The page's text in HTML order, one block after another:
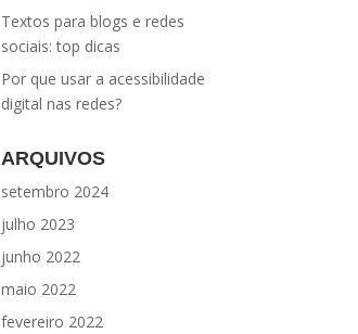
Textos para blogs e redes
sociais: top dicas
Por que usar a acessibilidade
digital nas redes?
ARQUIVOS
setembro 2024
julho 2023
junho 2022
maio 2022
fevereiro 2022